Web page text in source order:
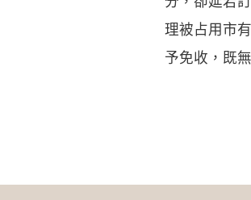
理被占用市
予免收，既